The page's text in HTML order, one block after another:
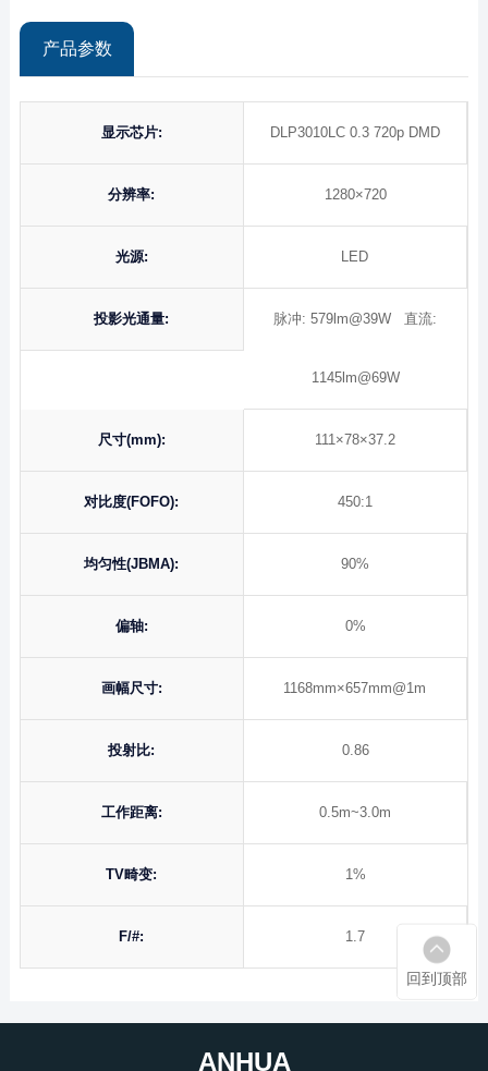
回到顶部
产品参数
显示芯片: DLP3010LC 0.3 720p DMD
分辨率: 1280×720
光源: LED
投影光通量: 脉冲: 579lm@39W 直流:
1145lm@69W
尺寸(mm): 111×78×37.2
对比度(FOFO): 450:1
均匀性(JBMA): 90%
偏轴: 0%
画幅尺寸: 1168mm×657mm@1m
投射比: 0.86
工作距离: 0.5m~3.0m
TV畸变: 1%
F/#: 1.7
ANHUA